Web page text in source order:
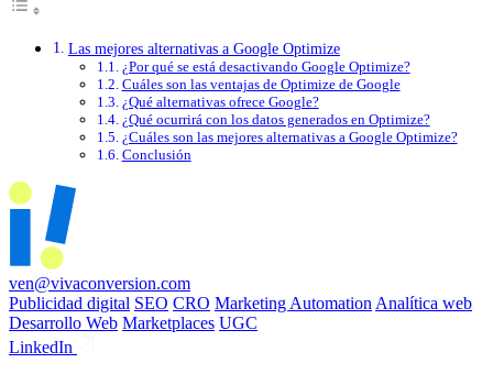
Las mejores alternativas a Google Optimize
¿Por qué se está desactivando Google Optimize?
Cuáles son las ventajas de Optimize de Google
¿Qué alternativas ofrece Google?
¿Qué ocurrirá con los datos generados en Optimize?
¿Cuáles son las mejores alternativas a Google Optimize?
Conclusión
ven@vivaconversion.com
Publicidad digital SEO CRO Marketing Automation Analítica web
Desarrollo Web Marketplaces UGC
LinkedIn